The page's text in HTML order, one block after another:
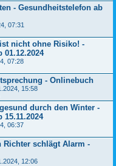
- Gesundheitstelefon ab
07:31
nicht ohne Risiko! -
07:28
- Onlinebuch
15:58
durch den Winter -
06:37
Richter schlägt Alarm -
12:06